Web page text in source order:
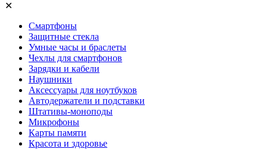
✕
Смартфоны
Защитные стекла
Умные часы и браслеты
Чехлы для смартфонов
Зарядки и кабели
Наушники
Аксессуары для ноутбуков
Автодержатели и подставки
Штативы-моноподы
Микрофоны
Карты памяти
Красота и здоровье